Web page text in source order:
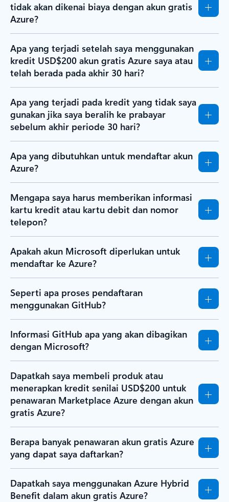
tidak akan dikenai biaya dengan akun gratis
Azure?
Apa yang terjadi setelah saya menggunakan
kredit USD$200 akun gratis Azure saya atau
telah berada pada akhir 30 hari?
Apa yang terjadi pada kredit yang tidak saya
gunakan jika saya beralih ke prabayar
sebelum akhir periode 30 hari?
Apa yang dibutuhkan untuk mendaftar akun
Azure?
Mengapa saya harus memberikan informasi
kartu kredit atau kartu debit dan nomor
telepon?
Apakah akun Microsoft diperlukan untuk
mendaftar ke Azure?
Seperti apa proses pendaftaran
menggunakan GitHub?
Informasi GitHub apa yang akan dibagikan
dengan Microsoft?
Dapatkah saya membeli produk atau
menerapkan kredit senilai USD$200 untuk
penawaran Marketplace Azure dengan akun
gratis Azure?
Berapa banyak penawaran akun gratis Azure
yang dapat saya daftarkan?
Dapatkah saya menggunakan Azure Hybrid
Benefit dalam akun gratis Azure?